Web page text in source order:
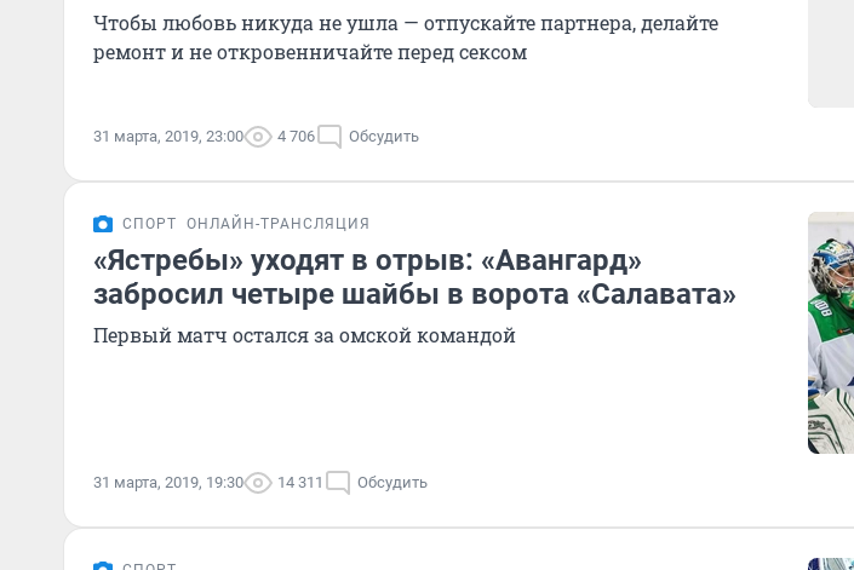
Чтобы любовь никуда не ушла — отпускайте партнера, делайте
ремонт и не откровенничайте перед сексом
31 марта, 2019, 23:00 4 706 Обсудить
СПОРТ ОНЛАЙН-ТРАНСЛЯЦИЯ
«Ястребы» уходят в отрыв: «Авангард»
забросил четыре шайбы в ворота «Салавата»
Первый матч остался за омской командой
31 марта, 2019, 19:30 14 311 Обсудить